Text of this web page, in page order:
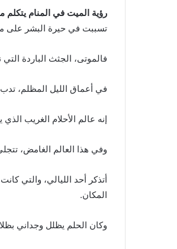
رؤية الميت في المنام يتكلم
تسببت في حيرة البشر على
فالموتى، الجثث الباردة
في أعماق الليل المظلم، تدب
إنه عالم الأحلام الغريب
وفي هذا العالم الغامض،
أتذكر أحد الليالي، والتي
المكان.
وكان الحلم يظلل وجداني